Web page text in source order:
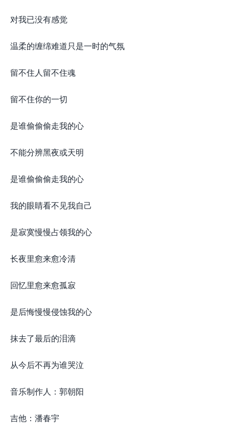
对我已没有感觉
温柔的缠绵难道只是一时的气氛
留不住人留不住魂
留不住你的一切
是谁偷偷偷走我的心
不能分辨黑夜或天明
是谁偷偷偷走我的心
我的眼睛看不见我自己
是寂寞慢慢占领我的心
长夜里愈来愈冷清
回忆里愈来愈孤寂
是后悔慢慢侵蚀我的心
抹去了最后的泪滴
从今后不再为谁哭泣
音乐制作人：郭朝阳
吉他：潘春宇